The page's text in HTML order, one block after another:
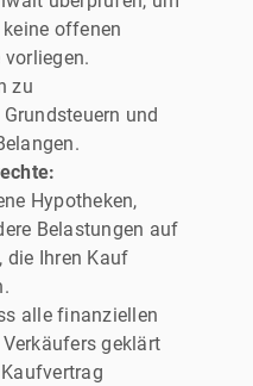
offenen
zu
und
Hypotheken,
Belastungen auf
die Ihren Kauf
alle finanziellen
geklärt